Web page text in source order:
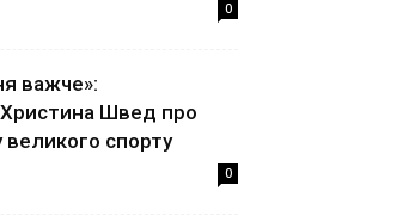
0
важче»:
Христина Швед про
великого спорту
0